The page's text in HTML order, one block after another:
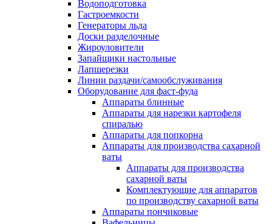
Водоподготовка
Гастроемкости
Генераторы льда
Доски разделочные
Жироуловители
Запайщики настольные
Лапшерезки
Линии раздачи/самообслуживания
Оборудование для фаст-фуда
Аппараты блинные
Аппараты для нарезки картофеля
спиралью
Аппараты для попкорна
Аппараты для производства сахарной
ваты
Аппараты для производства
сахарной ваты
Комплектующие для аппаратов
по производству сахарной ваты
Аппараты пончиковые